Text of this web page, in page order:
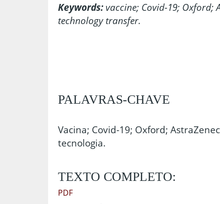
Keywords:vaccine; Covid-19; Oxford;
technology transfer.
PALAVRAS-CHAVE
Vacina; Covid-19; Oxford;
tecnologia.
TEXTO COMPLETO:
PDF